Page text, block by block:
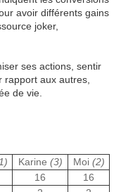
avoir différents gains
joker,
ses actions, sentir
aux autres,
de vie.
Karine (3) Moi (2)
16
16